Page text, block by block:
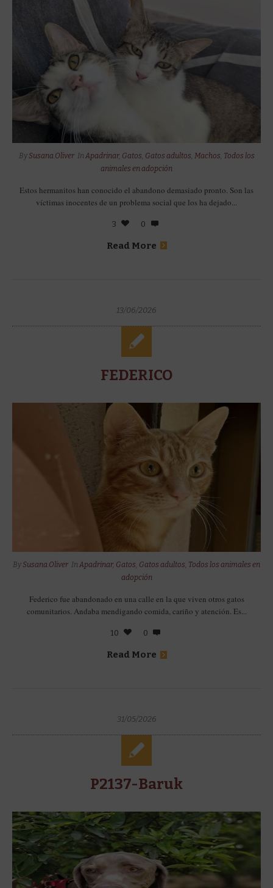
By Susana.Oliver In Apadrinar, Gatos Gatos adultos Machos Todos los
animales en adopción
Estos hermanitos han conocido el abandono demasiado pronto. Son las
víctimas inocentes de un problema social que los ha dejado...
3 0
Read More
13/06/2026
FEDERICO
By Susana.Oliver In Apadrinar, Gatos, Gatos adultos, Todos los animales en
adopción
Federico fue abandonado en una calle en la que viven otros gatos
comunitarios. Andaba mendigando comida, cariño y atención. Es...
10 0
Read More
31/05/2026
P2137-Baruk